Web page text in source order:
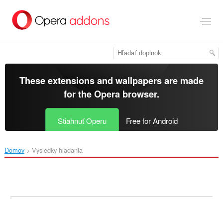
hlavný
These extensions and wallpapers are made
for theOpera browser.
Stiahnuť Operu Free for Android
Domov Výsledky hľadania